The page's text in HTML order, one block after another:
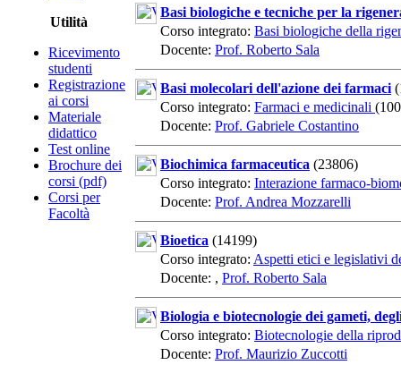
Utilità
Ricevimento
studenti
Registrazione
ai corsi
Materiale
didattico
Test online
Brochure dei
corsi (pdf)
Corsi per
Facoltà
Basi biologiche e tecniche per la
Corso integrato: Basi biologiche della
Docente: Prof. Roberto Sala
Basi molecolari dell'azione dei farmaci
Corso integrato: Farmaci e medicinali
Docente: Prof. Gabriele Costantino
Biochimica farmaceutica (23806)
Corso integrato: Interazione farmaco-
Docente: Prof. Andrea Mozzarelli
Bioetica (14199)
Corso integrato: Aspetti etici e legislativi
Docente: , Prof. Roberto Sala
Biologia e biotecnologie dei gameti,
Corso integrato: Biotecnologie della
Docente: Prof. Maurizio Zuccotti